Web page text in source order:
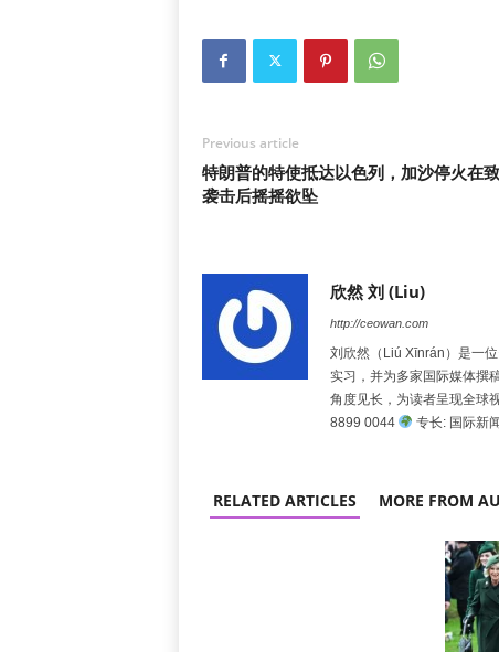
Previous article
特朗普的特使抵达以色列，加沙停火在
袭击后摇摇欲坠
欣然 刘 (Liu)
http://ceowan.com
刘欣然（Liú Xīnrán）是一
实习，并为多家国际媒体撰
角度见长，为读者呈现全球
8899 0044
专长: 国际新
RELATED ARTICLES MORE FROM